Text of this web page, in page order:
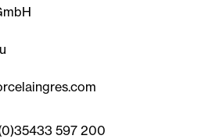
597 200